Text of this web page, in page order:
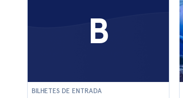
B
BILHETES DE ENTRADA